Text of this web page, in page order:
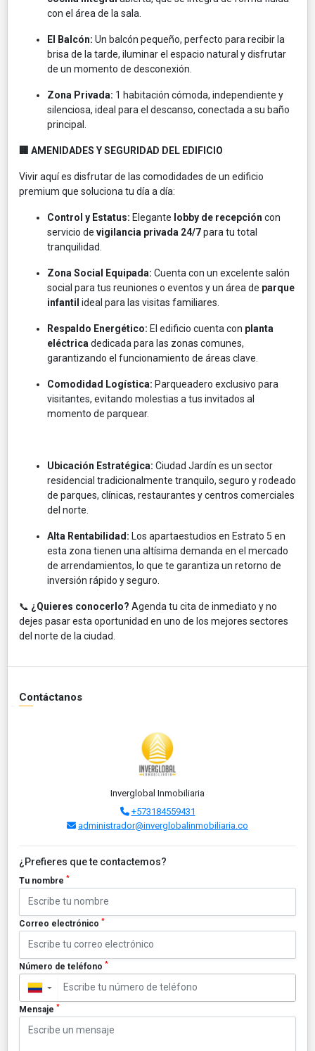
con el área de la sala.
El Balcón: Un balcón pequeño, perfecto para recibir la
brisa de la tarde, iluminar el espacio natural y disfrutar
de un momento de desconexión.
Zona Privada: 1 habitación cómoda, independiente y
silenciosa, ideal para el descanso, conectada a su baño
principal.
🏢 AMENIDADES Y SEGURIDAD DEL EDIFICIO
Vivir aquí es disfrutar de las comodidades de un edificio
premium que soluciona tu día a día:
Control y Estatus: Elegante lobby de recepción con
servicio de vigilancia privada 24/7para tu total
tranquilidad.
Zona Social Equipada: Cuenta con un excelente salón
social para tus reuniones o eventos y un área de parque
infantil ideal para las visitas familiares.
Respaldo Energético: El edificio cuenta con planta
eléctrica dedicada para las zonas comunes,
garantizando el funcionamiento de áreas clave.
Comodidad Logística: Parqueadero exclusivo para
visitantes, evitando molestias a tus invitados al
momento de parquear.
Ubicación Estratégica: Ciudad Jardín es un sector
residencial tradicionalmente tranquilo, seguro y rodeado
de parques, clínicas, restaurantes y centros comerciales
del norte.
Alta Rentabilidad: Los apartaestudios en Estrato 5 en
esta zona tienen una altísima demanda en el mercado
de arrendamientos, lo que te garantiza un retorno de
inversión rápido y seguro.
📞 ¿Quieres conocerlo? Agenda tu cita de inmediato y no
dejes pasar esta oportunidad en uno de los mejores sectores
del norte de la ciudad.
Contáctanos
Inverglobal Inmobiliaria
+573184559431
administrador@inverglobalinmobiliaria.co
¿Prefieres que te contactemos?
Tu nombre *
Correo electrónico *
Número de teléfono *
▼
Mensaje *